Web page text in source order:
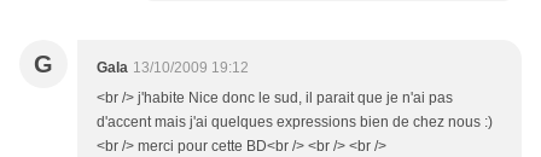
G Gala 13/10/2009 19:12
<br /> j'habite Nice donc le sud, il parait que je n'ai pas
d'accent mais j'ai quelques expressions bien de chez nous :)
<br /> merci pour cette BD<br /> <br /> <br />